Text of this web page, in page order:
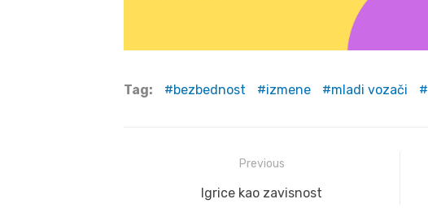
Tag: bezbednost izmene mladi vozači
navigation
Previous
Previous
Igrice kao zavisnost